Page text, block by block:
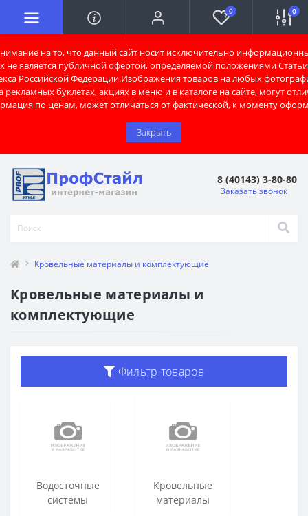
на то, что данный сайт носит исключительно
не является публичной офертой, определяемой положениями Статьи
Российской Федерации.Изображения товаров на любых
рекламных буклетах, акциях в меню и в каталоге на сайте, могут
по ценам, может отличаться от фактической, к моменту
Закрыть
0 0
8 (40143) 3-80-80
Заказать звонок
Кровельные материалы и комплектующие
Кровельные материалы и
комплектующие
Фильтр товаров
Водосточные
системы
Кровельные
материалы